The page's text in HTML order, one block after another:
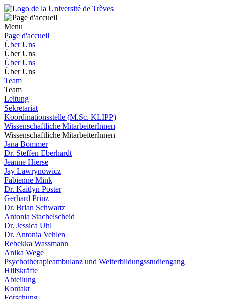
Menu
Page d'accueil
Über Uns
Über Uns
Über Uns
Über Uns
Team
Team
Leitung
Sekretariat
Koordinationsstelle (M.Sc. KLIPP)
Wissenschaftliche MitarbeiterInnen
Wissenschaftliche MitarbeiterInnen
Jana Bommer
Dr. Steffen Eberhardt
Jeanne Hierse
Jay Lawrynowicz
Fabienne Mink
Dr. Kaitlyn Poster
Gerhard Prinz
Dr. Brian Schwartz
Antonia Stachelscheid
Dr. Jessica Uhl
Dr. Antonia Vehlen
Rebekka Wassmann
Anika Wege
Psychotherapieambulanz und Weiterbildungsstudiengang
Hilfskräfte
Abteilung
Kontakt